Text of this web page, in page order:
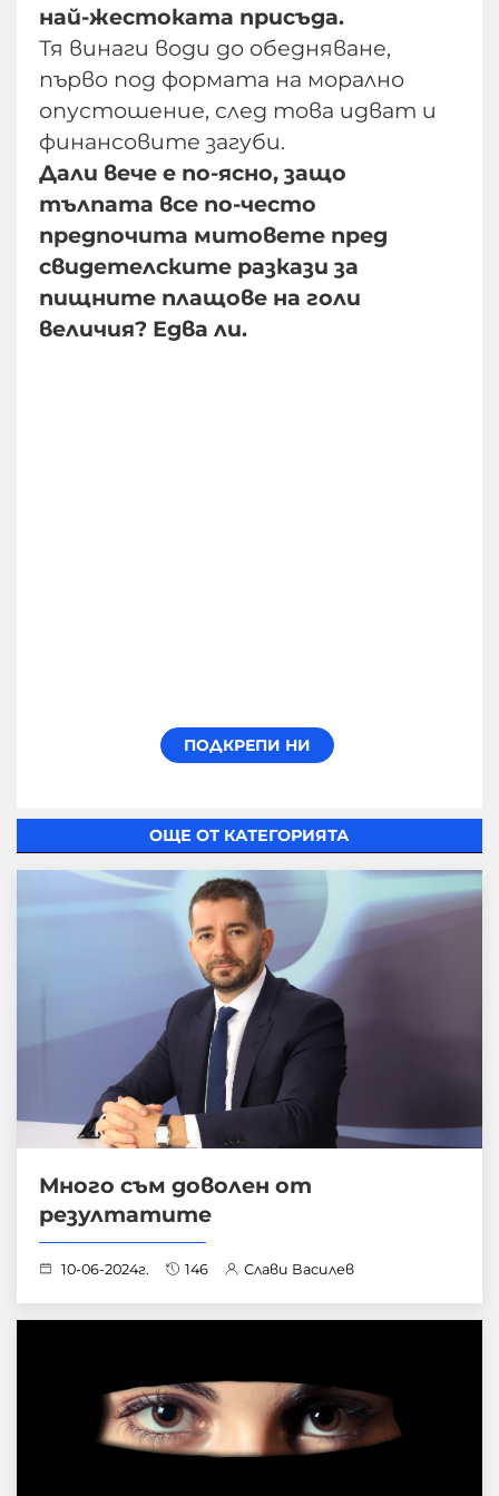
най-жестоката присъда.
Тя винаги води до обедняване,
първо под формата на морално
опустошение, след това идват и
финансовите загуби.
Дали вече е по-ясно, защо
тълпата все по-често
предпочита митовете пред
свидетелските разкази за
пищните плащове на голи
величия? Едва ли.
ОЩЕ ОТ КАТЕГОРИЯТА
Много съм доволен от
резултатите
10-06-2024г. 146 Слави Василев